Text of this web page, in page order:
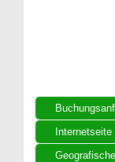
Internetseite